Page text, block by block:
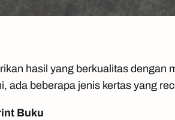
hasil yang berkualitas dengan
ada beberapa jenis kertas yang
Buku